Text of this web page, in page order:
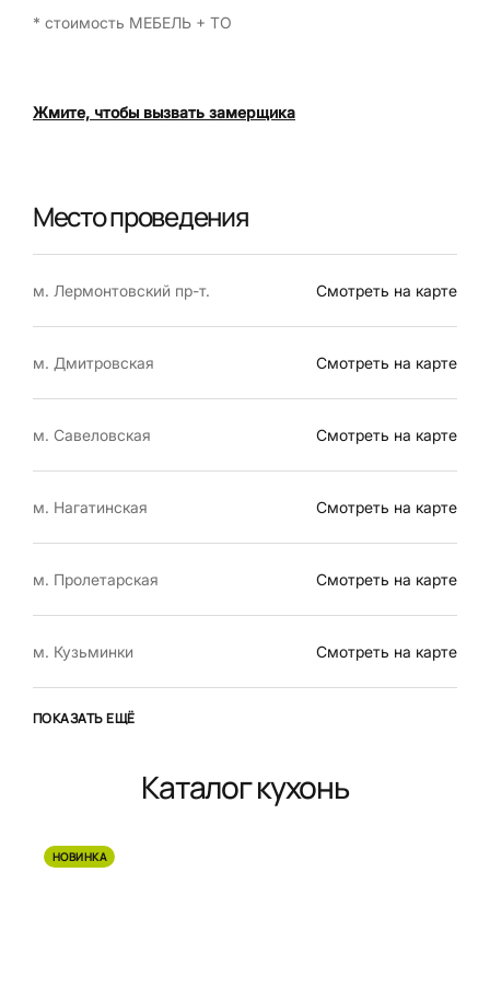
* стоимость МЕБЕЛЬ + ТО
Жмите, чтобы вызвать замерщика
Место проведения
м. Лермонтовский пр-т. Смотреть на карте
м. Дмитровская Смотреть на карте
м. Савеловская Смотреть на карте
м. Нагатинская Смотреть на карте
м. Пролетарская Смотреть на карте
м. Кузьминки Смотреть на карте
ПОКАЗАТЬ ЕЩЁ
Каталог кухонь
НОВИНКА